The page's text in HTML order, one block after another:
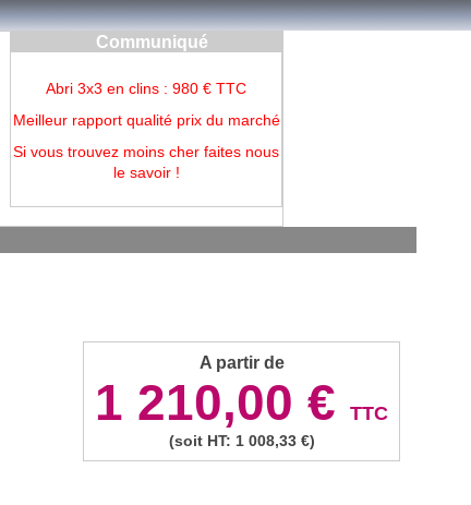
Communiqué
Abri 3x3 en clins : 980 € TTC
Meilleur rapport qualité prix du marché
Si vous trouvez moins cher faites nous
le savoir !
A partir de
1 210,00 € TTC
(soit HT: 1 008,33 €)